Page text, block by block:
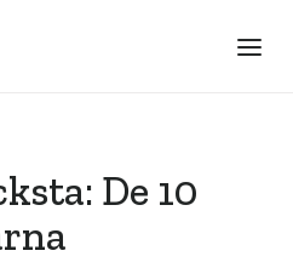
De 10